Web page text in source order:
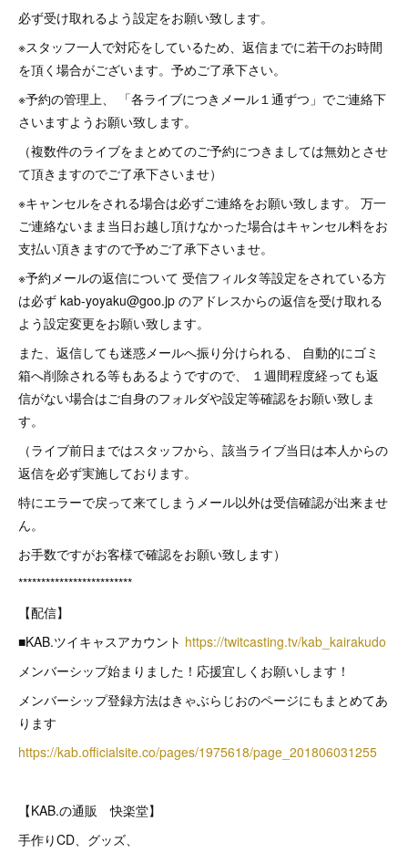
必ず受け取れるよう設定をお願い致します。
※スタッフ一人で対応をしているため、返信までに若干のお時間
を頂く場合がございます。予めご了承下さい。
※予約の管理上、 「各ライブにつきメール１通ずつ」でご連絡下
さいますようお願い致します。
（複数件のライブをまとめてのご予約につきましては無効とさせ
て頂きますのでご了承下さいませ）
※キャンセルをされる場合は必ずご連絡をお願い致します。 万一
ご連絡ないまま当日お越し頂けなかった場合はキャンセル料をお
支払い頂きますので予めご了承下さいませ。
※予約メールの返信について 受信フィルタ等設定をされている方
は必ず kab-yoyaku@goo.jp のアドレスからの返信を受け取れる
よう設定変更をお願い致します。
また、返信しても迷惑メールへ振り分けられる、 自動的にゴミ
箱へ削除される等もあるようですので、 １週間程度経っても返
信がない場合はご自身のフォルダや設定等確認をお願い致しま
す。
（ライブ前日まではスタッフから、該当ライブ当日は本人からの
返信を必ず実施しております。
特にエラーで戻って来てしまうメール以外は受信確認が出来ませ
ん。
お手数ですがお客様で確認をお願い致します）
*************************
【配信】
■KAB.ツイキャスアカウント https://twitcasting.tv/kab_kairakudo
メンバーシップ始まりました！応援宜しくお願いします！
メンバーシップ登録方法はきゃぶらじおのページにもまとめてあ
ります
https://kab.officialsite.co/pages/1975618/page_201806031255
【KAB.の通販 快楽堂】
手作りCD、グッズ、